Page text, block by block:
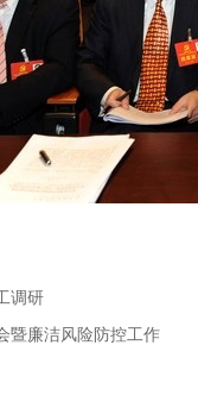
调研
暨廉洁风险防控工作